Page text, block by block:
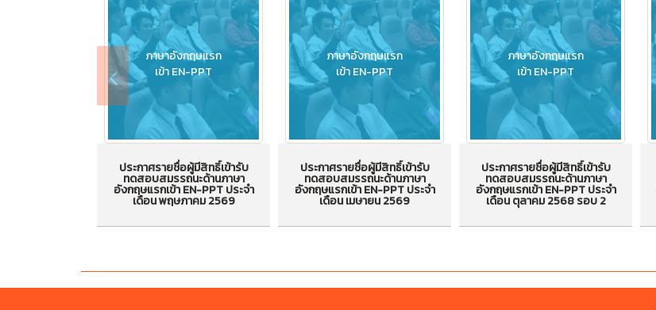
ภาษาอังกฤษแรก
เข้า EN-PPT
ประกาศรายชื่อผู้มีสิทธิ์เข้ารับ
ทดสอบสมรรถนะด้านภาษา
อังกฤษแรกเข้า EN-PPT
ประกาศรายชื่อผู้มีสิทธิ์เข้ารับ
ทดสอบสมรรถนะด้านภาษา
อังกฤษแรกเข้า EN-PPT ประจำ
เดือน พฤษภาคม 2569
ภาษาอังกฤษแรก
เข้า EN-PPT
ประกาศรายชื่อผู้มีสิทธิ์เข้ารับ
อังกฤษแรกเข้า EN-PPT
ประกาศรายชื่อผู้มีสิทธิ์เข้ารับ
ทดสอบสมรรถนะด้านภาษา
อังกฤษแรกเข้า EN-PPT ประจำ
เดือน เมษายน 2569
ภาษาอังกฤษแรก
เข้า EN-PPT
ประกาศรายชื่อผู้มีสิทธิ์เข้ารับ
ทดสอบสมรรถนะด้านภาษา
อังกฤษแรกเข้า EN-PPT
ประกาศรายชื่อผู้มีสิทธิ์เข้ารับ
ทดสอบสมรรถนะด้านภาษา
อังกฤษแรกเข้า EN-PPT ประจำ
เดือน ตุลาคม 2568 รอบ 2